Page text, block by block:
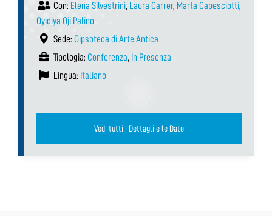
Con: Elena Silvestrini, Laura Carrer, Marta Capesciotti,
Oyidiya Oji Palino
Sede: Gipsoteca di Arte Antica
Tipologia: Conferenza, In Presenza
Lingua: Italiano
Vedi tutti i Dettagli e le Date